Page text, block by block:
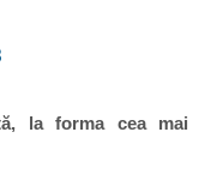
la forma cea mai